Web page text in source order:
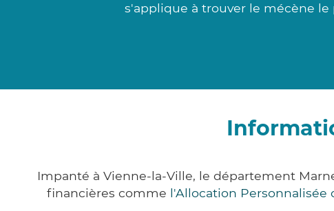
s'applique à trouver le mécène
Impanté à Vienne-la-Ville, le département
financières comme l'Allocation Personnalisée